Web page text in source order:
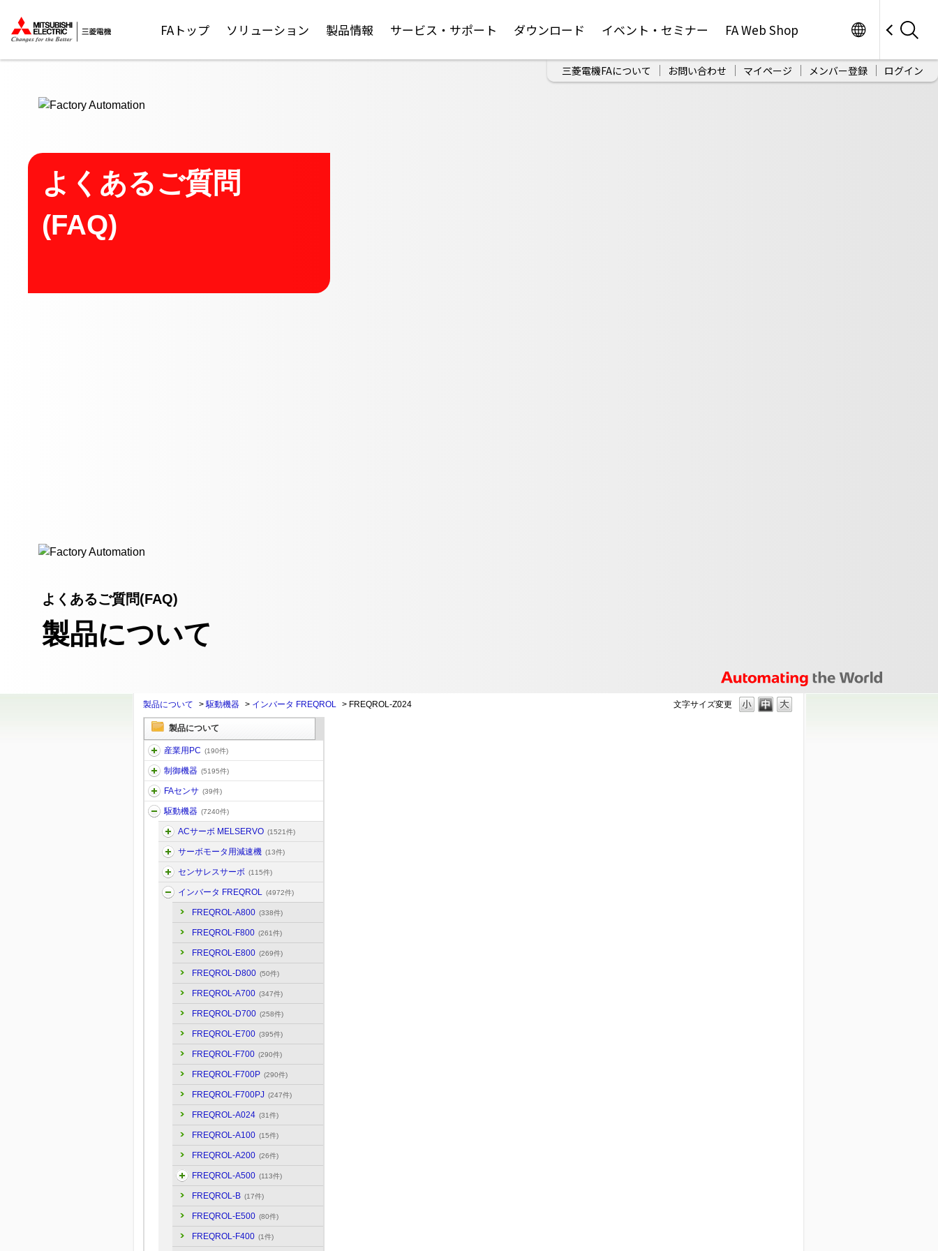
FAトップ ソリューション 製品情報 サービス・サポート ダウンロード イベント・セミナー FA Web Shop
三菱電機FAについて お問い合わせ マイページ メンバー登録 ログイン
よくあるご質問
(FAQ)
よくあるご質問(FAQ)
製品について
文字サイズ変更
製品について >駆動機器 > インバータ FREQROL > FREQROL-Z024
製品について
産業用PC (190件)
制御機器 (5195件)
FAセンサ (39件)
駆動機器 (7240件)
ACサーボ MELSERVO (1521件)
サーボモータ用減速機 (13件)
センサレスサーボ (115件)
インバータ FREQROL (4972件)
FREQROL-A800 (338件)
FREQROL-F800 (261件)
FREQROL-E800 (269件)
FREQROL-D800 (50件)
FREQROL-A700 (347件)
FREQROL-D700 (258件)
FREQROL-E700 (395件)
FREQROL-F700 (290件)
FREQROL-F700P (290件)
FREQROL-F700PJ (247件)
FREQROL-A024 (31件)
FREQROL-A100 (15件)
FREQROL-A200 (26件)
FREQROL-A500 (113件)
FREQROL-B (17件)
FREQROL-E500 (80件)
FREQROL-F400 (1件)